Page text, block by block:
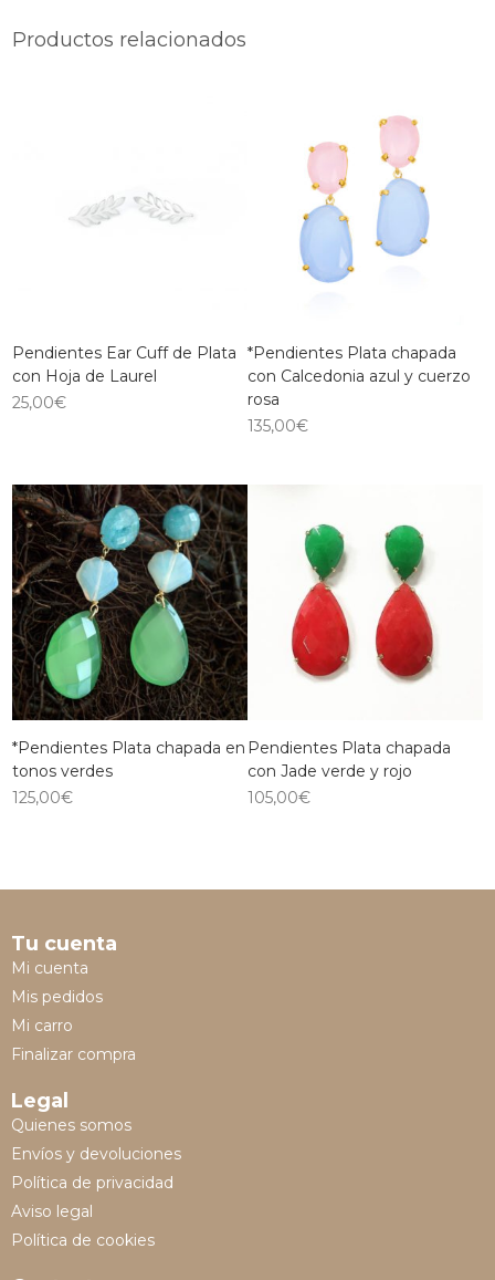
Productos relacionados
Pendientes Ear Cuff de Plata
con Hoja de Laurel
25,00€
*Pendientes Plata chapada
con Calcedonia azul y cuerzo
rosa
135,00€
*Pendientes Plata chapada en
tonos verdes
125,00€
Pendientes Plata chapada
con Jade verde y rojo
105,00€
Tu cuenta
Mi cuenta
Mis pedidos
Mi carro
Finalizar compra
Legal
Quienes somos
Envíos y devoluciones
Política de privacidad
Aviso legal
Política de cookies